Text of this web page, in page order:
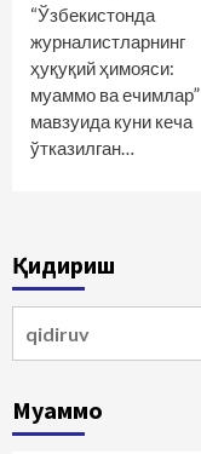
“Ўзбекистонда
журналистларнинг
ҳуқуқий ҳимояси:
муаммо ва ечимлар”
мавзуида куни кеча
ўтказилган…
Қидириш
Муаммо